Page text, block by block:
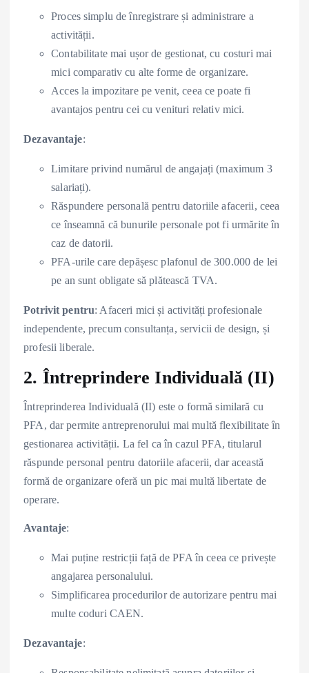
Proces simplu de înregistrare și administrare a
activității.
Contabilitate mai ușor de gestionat, cu costuri mai
mici comparativ cu alte forme de organizare.
Acces la impozitare pe venit, ceea ce poate fi
avantajos pentru cei cu venituri relativ mici.
Dezavantaje:
Limitare privind numărul de angajați (maximum 3
salariați).
Răspundere personală pentru datoriile afacerii, ceea
ce înseamnă că bunurile personale pot fi urmărite în
caz de datorii.
PFA-urile care depășesc plafonul de 300.000 de lei
pe an sunt obligate să plătească TVA.
Potrivit pentru: Afaceri mici și activități profesionale
independente, precum consultanța, servicii de design, și
profesii liberale.
2. Întreprindere Individuală (II)
Întreprinderea Individuală (II) este o formă similară cu
PFA, dar permite antreprenorului mai multă flexibilitate în
gestionarea activității. La fel ca în cazul PFA, titularul
răspunde personal pentru datoriile afacerii, dar această
formă de organizare oferă un pic mai multă libertate de
operare.
Avantaje:
Mai puține restricții față de PFA în ceea ce privește
angajarea personalului.
Simplificarea procedurilor de autorizare pentru mai
multe coduri CAEN.
Dezavantaje: